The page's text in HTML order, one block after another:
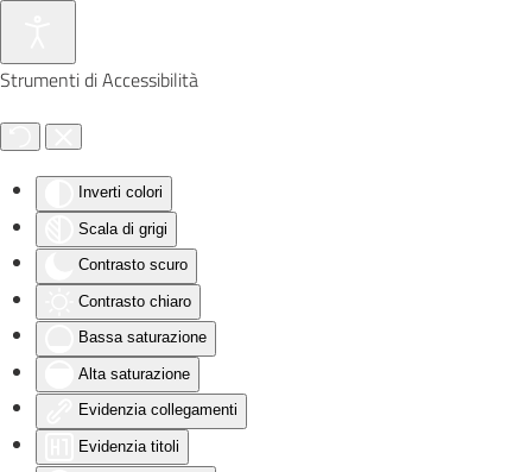
Strumenti di Accessibilità
Inverti colori
Scala di grigi
Contrasto scuro
Contrasto chiaro
Bassa saturazione
Alta saturazione
Evidenzia collegamenti
Evidenzia titoli
Skip to main content